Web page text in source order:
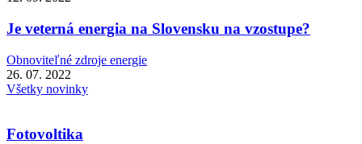
Je veterná energia na Slovensku na vzostupe?
Obnoviteľné zdroje energie
26. 07. 2022
Všetky novinky
Fotovoltika